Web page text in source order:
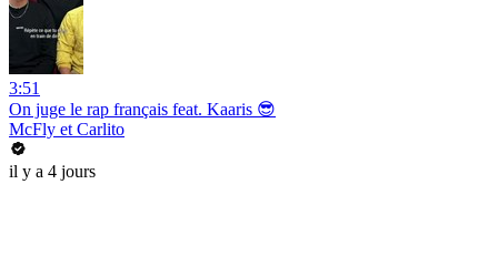
3:51
On juge le rap français feat. Kaaris 😎
McFly et Carlito
il y a 4 jours